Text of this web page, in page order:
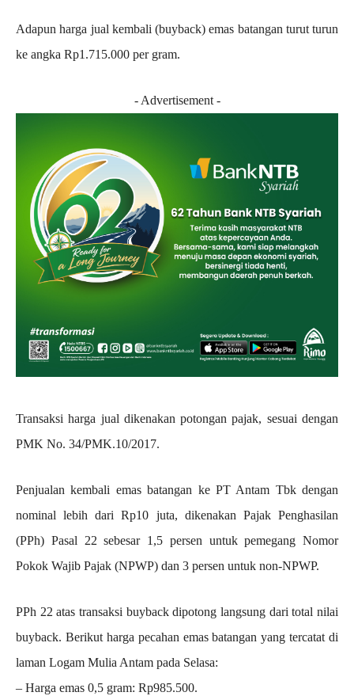
Adapun harga jual kembali (buyback) emas batangan turut turun
ke angka Rp1.715.000 per gram.
- Advertisement -
Transaksi harga jual dikenakan potongan pajak, sesuai dengan
PMK No. 34/PMK.10/2017.
Penjualan kembali emas batangan ke PT Antam Tbk dengan
nominal lebih dari Rp10 juta, dikenakan Pajak Penghasilan
(PPh) Pasal 22 sebesar 1,5 persen untuk pemegang Nomor
Pokok Wajib Pajak (NPWP) dan 3 persen untuk non-NPWP.
PPh 22 atas transaksi buyback dipotong langsung dari total nilai
buyback. Berikut harga pecahan emas batangan yang tercatat di
laman Logam Mulia Antam pada Selasa:
– Harga emas 0,5 gram: Rp985.500.